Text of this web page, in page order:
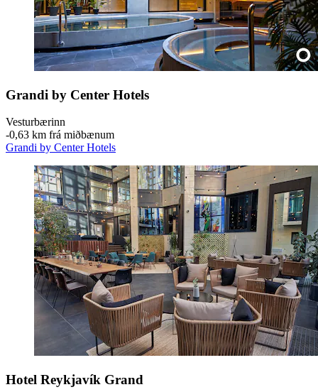
Grandi by Center Hotels
Vesturbærinn
‐0,63 km frá miðbænum
Grandi by Center Hotels
Hotel Reykjavík Grand